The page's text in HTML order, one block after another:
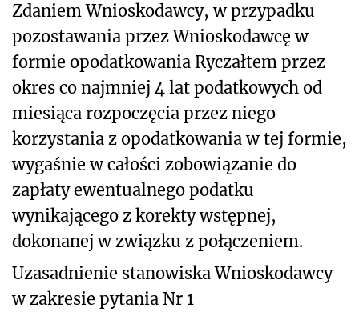
Zdaniem Wnioskodawcy, w przypadku
pozostawania przez Wnioskodawcę w
formie opodatkowania Ryczałtem przez
okres co najmniej 4 lat podatkowych od
miesiąca rozpoczęcia przez niego
korzystania z opodatkowania w tej formie,
wygaśnie w całości zobowiązanie do
zapłaty ewentualnego podatku
wynikającego z korekty wstępnej,
dokonanej w związku z połączeniem.
Uzasadnienie stanowiska Wnioskodawcy
w zakresie pytania Nr 1